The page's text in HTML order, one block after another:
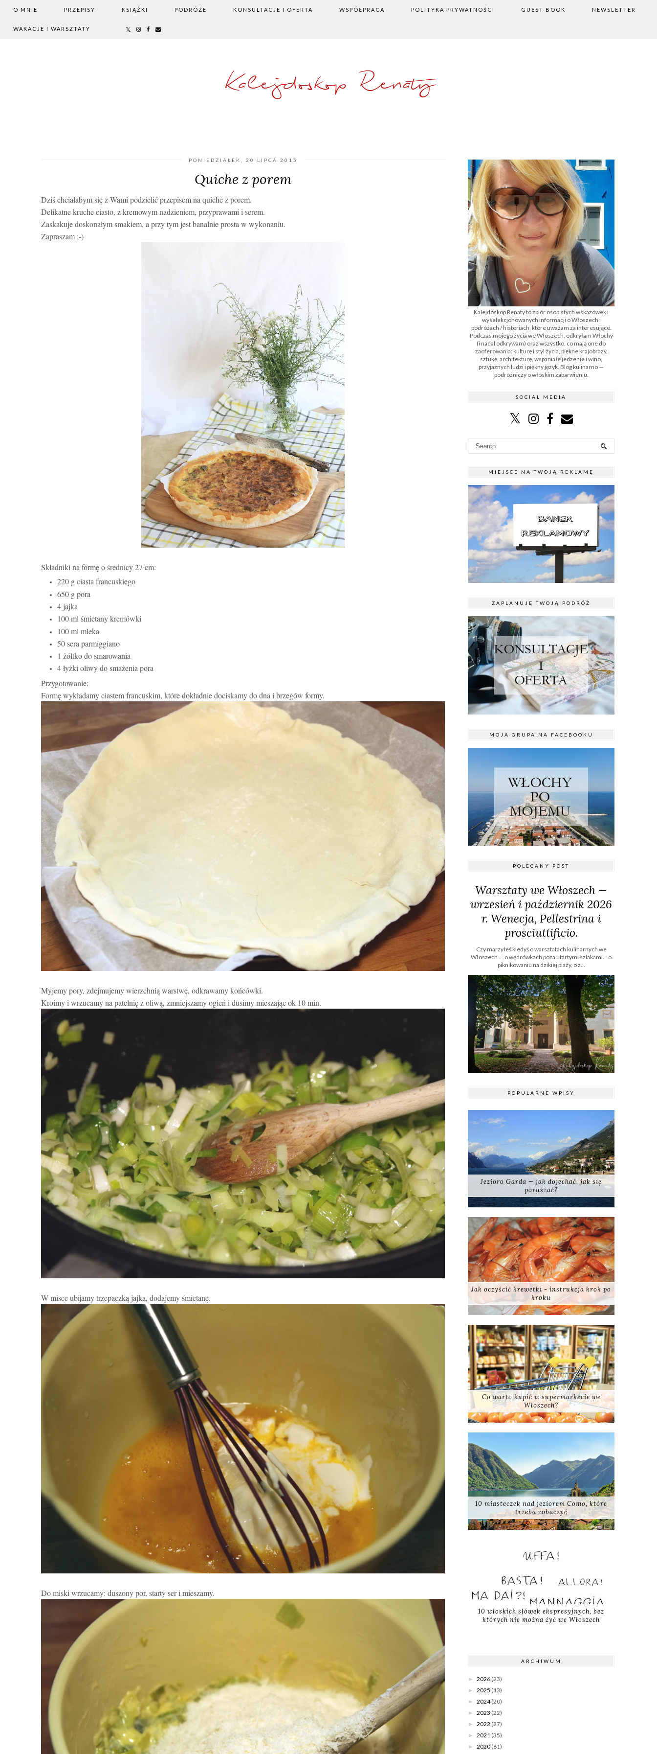
O MNIE PRZEPISY KSIĄŻKI PODRÓŻE KONSULTACJE I OFERTA WSPÓŁPRACA POLITYKA PRYWATNOŚCI GUEST BOOK NEWSLETTER
WAKACJE I WARSZTATY
Kalejdoskop Renaty
PONIEDZIAŁEK, 20 LIPCA 2015
Quiche z porem
Dziś chciałabym się z Wami podzielić przepisem na quiche z porem.
Delikatne kruche ciasto, z kremowym nadzieniem, przyprawami i serem.
Zaskakuje doskonałym smakiem, a przy tym jest banalnie prosta w wykonaniu.
Zapraszam ;-)
Składniki na formę o średnicy 27 cm:
220 g ciasta francuskiego
650 g pora
4 jajka
100 ml śmietany kremówki
100 ml mleka
50 sera parmiggiano
1 żółtko do smarowania
4 łyżki oliwy do smażenia pora
Przygotowanie:
Formę wykładamy ciastem francuskim, które dokładnie dociskamy do dna i brzegów formy.
Myjemy pory, zdejmujemy wierzchnią warstwę, odkrawamy końcówki.
Kroimy i wrzucamy na patelnię z oliwą, zmniejszamy ogień i dusimy mieszając ok 10 min.
W misce ubijamy trzepaczką jajka, dodajemy śmietanę.
Do miski wrzucamy: duszony por, starty ser i mieszamy.
Kalejdoskop Renaty to zbiór osobistych wskazówek i
wyselekcjonowanych informacji o Włoszech i
podróżach / historiach, które uważam za interesujące.
Podczas mojego życia we Włoszech, odkryłam Włochy
(i nadal odkrywam) oraz wszystko, co mają one do
zaoferowania: kulturę i styl życia, piękne krajobrazy,
sztukę, architekturę, wspaniałe jedzenie i wino,
przyjaznych ludzi i piękny język. Blog kulinarno —
podróżniczy o włoskim zabarwieniu.
SOCIAL MEDIA
MIEJSCE NA TWOJĄ REKLAMĘ
ZAPLANUJĘ TWOJĄ PODRÓŻ
MOJA GRUPA NA FACEBOOKU
POLECANY POST
Warsztaty we Włoszech —
wrzesień i październik 2026
r. Wenecja, Pellestrina i
prosciuttificio.
Czy marzyłeś kiedyś o warsztatach kulinarnych we
Włoszech ....o wędrówkach poza utartymi szlakami… o
piknikowaniu na dzikiej plaży, o z...
POPULARNE WPISY
Jezioro Garda — jak dojechać, jak się
poruszać?
Jak oczyścić krewetki - instrukcja krok po
kroku
Co warto kupić w supermarkecie we
Włoszech?
10 miasteczek nad jeziorem Como, które
trzeba zobaczyć
10 włoskich słówek ekspresyjnych, bez
których nie można żyć we Włoszech
ARCHIWUM
► 2026 (23)
► 2025 (13)
► 2024 (20)
► 2023 (22)
► 2022 (27)
► 2021 (35)
► 2020 (61)